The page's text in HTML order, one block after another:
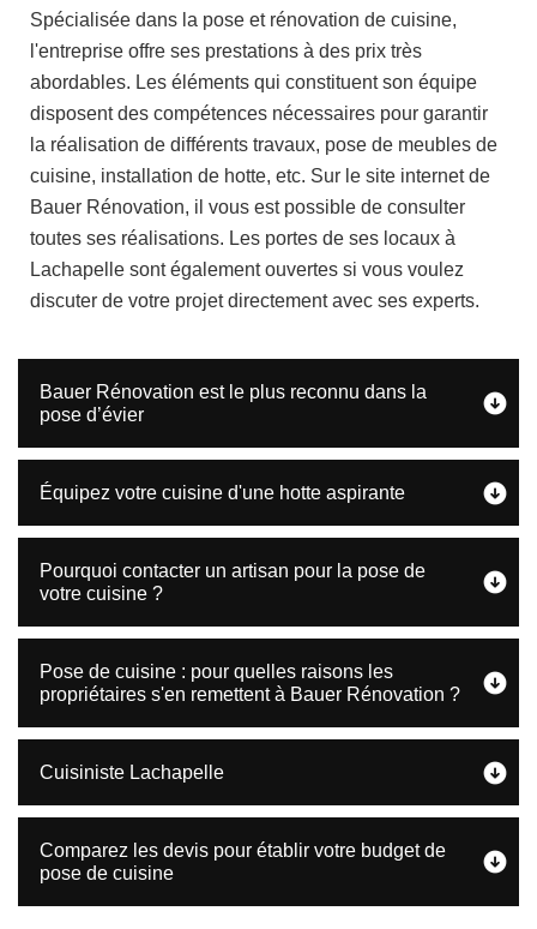
Spécialisée dans la pose et rénovation de cuisine,
l'entreprise offre ses prestations à des prix très
abordables. Les éléments qui constituent son équipe
disposent des compétences nécessaires pour garantir
la réalisation de différents travaux, pose de meubles de
cuisine, installation de hotte, etc. Sur le site internet de
Bauer Rénovation, il vous est possible de consulter
toutes ses réalisations. Les portes de ses locaux à
Lachapelle sont également ouvertes si vous voulez
discuter de votre projet directement avec ses experts.
Bauer Rénovation est le plus reconnu dans la
pose d’évier
Équipez votre cuisine d'une hotte aspirante
Pourquoi contacter un artisan pour la pose de
votre cuisine ?
Pose de cuisine : pour quelles raisons les
propriétaires s'en remettent à Bauer Rénovation ?
Cuisiniste Lachapelle
Comparez les devis pour établir votre budget de
pose de cuisine